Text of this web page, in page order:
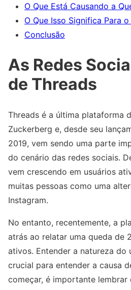
O Que Está Causando a
O Que Isso Significa Para
Conclusão
As Redes
de Threads
Threads é a última plataforma
Zuckerberg e, desde seu
2019, vem sendo uma parte
do cenário das redes sociais.
vem crescendo em usuários
muitas pessoas como uma
Instagram.
No entanto, recentemente, a
atrás ao relatar uma queda de
ativos. Entender a natureza do
crucial para entender a causa
começar, é importante lembrar